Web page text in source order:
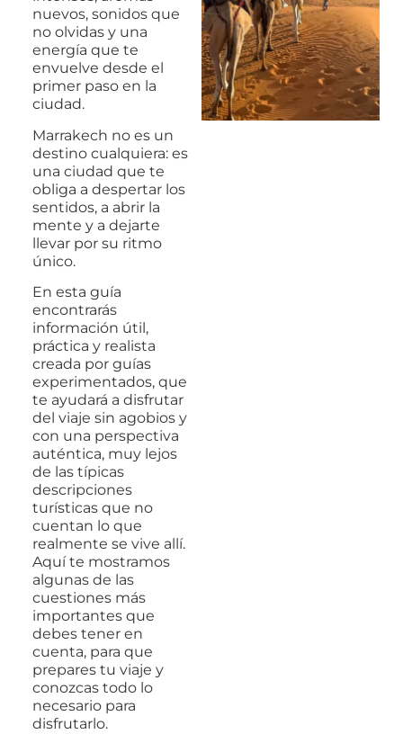
nuevos, sonidos que
no olvidas y una
energía que te
envuelve desde el
primer paso en la
ciudad.
Marrakech no es un
destino cualquiera: es
una ciudad que te
obliga a despertar los
sentidos, a abrir la
mente y a dejarte
llevar por su ritmo
único.
En esta guía
encontrarás
información útil,
práctica y realista
creada por guías
experimentados, que
te ayudará a disfrutar
del viaje sin agobios y
con una perspectiva
auténtica, muy lejos
de las típicas
descripciones
turísticas que no
cuentan lo que
realmente se vive allí.
Aquí te mostramos
algunas de las
cuestiones más
importantes que
debes tener en
cuenta, para que
prepares tu viaje y
conozcas todo lo
necesario para
disfrutarlo.